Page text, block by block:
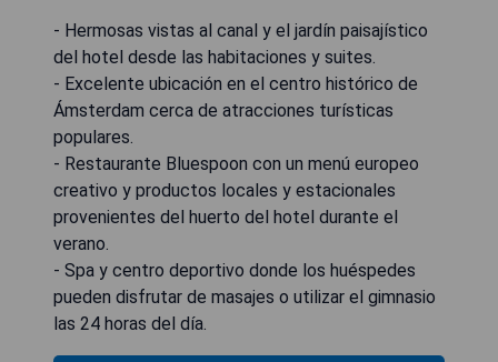
- Hermosas vistas al canal y el jardín paisajístico
del hotel desde las habitaciones y suites.
- Excelente ubicación en el centro histórico de
Ámsterdam cerca de atracciones turísticas
populares.
- Restaurante Bluespoon con un menú europeo
creativo y productos locales y estacionales
provenientes del huerto del hotel durante el
verano.
- Spa y centro deportivo donde los huéspedes
pueden disfrutar de masajes o utilizar el gimnasio
las 24 horas del día.